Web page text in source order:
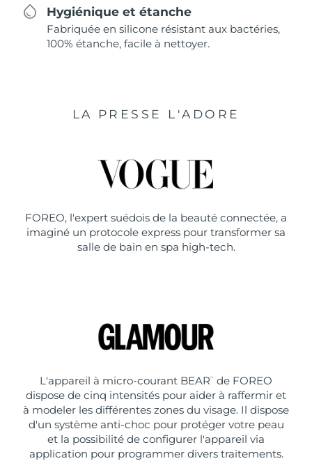
Hygiénique et étanche
Fabriquée en silicone résistant aux bactéries,
100% étanche, facile à nettoyer.
LA PRESSE L'ADORE
FOREO, l'expert suédois de la beauté connectée, a
imaginé un protocole express pour transformer sa
salle de bain en spa high-tech.
L'appareil à micro-courant BEAR ™
de FOREO
dispose de cinq intensités pour aider à raffermir et
à modeler les différentes zones du visage. Il dispose
d'un système anti-choc pour protéger votre peau
et la possibilité de configurer l'appareil via
application pour programmer divers traitements.